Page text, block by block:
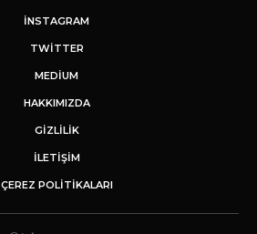
INSTAGRAM
TWITTER
MEDIUM
HAKKIMIZDA
GİZLİLİK
İLETIŞIM
ÇEREZ POLITIKALARI